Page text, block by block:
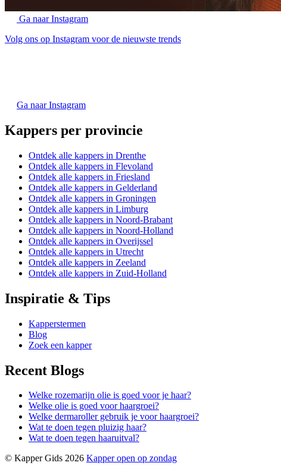
Ga naar Instagram
Volg ons op Instagram voor de nieuwste trends
Ga naar Instagram
Kappers per provincie
Ontdek alle kappers in Drenthe
Ontdek alle kappers in Flevoland
Ontdek alle kappers in Friesland
Ontdek alle kappers in Gelderland
Ontdek alle kappers in Groningen
Ontdek alle kappers in Limburg
Ontdek alle kappers in Noord-Brabant
Ontdek alle kappers in Noord-Holland
Ontdek alle kappers in Overijssel
Ontdek alle kappers in Utrecht
Ontdek alle kappers in Zeeland
Ontdek alle kappers in Zuid-Holland
Inspiratie & Tips
Kapperstermen
Blog
Zoek een kapper
Recent Blogs
Welke rozemarijn olie is goed voor je haar?
Welke olie is goed voor haargroei?
Welke dermaroller gebruik je voor haargroei?
Wat te doen tegen pluizig haar?
Wat te doen tegen haaruitval?
© Kapper Gids 2026 Kapper open op zondag